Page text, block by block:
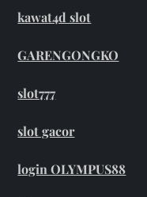
kawat4d slot
GARENGONGKO
slot777
slot gacor
login OLYMPUS88